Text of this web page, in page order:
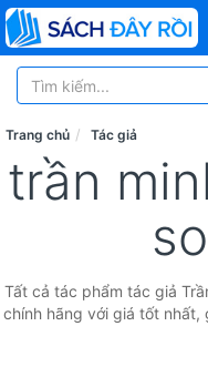
Trang chủ Tác giả
trần
Tất cả tác phẩm tác giả
chính hãng với giá tốt nhất,